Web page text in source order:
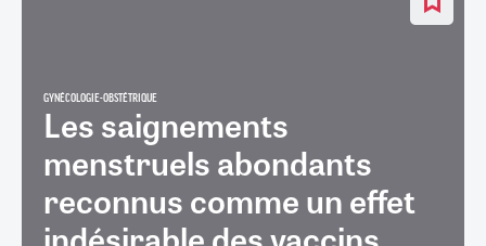
GYNÉCOLOGIE-OBSTÉTRIQUE
Les saignements
menstruels abondants
reconnus comme un effet